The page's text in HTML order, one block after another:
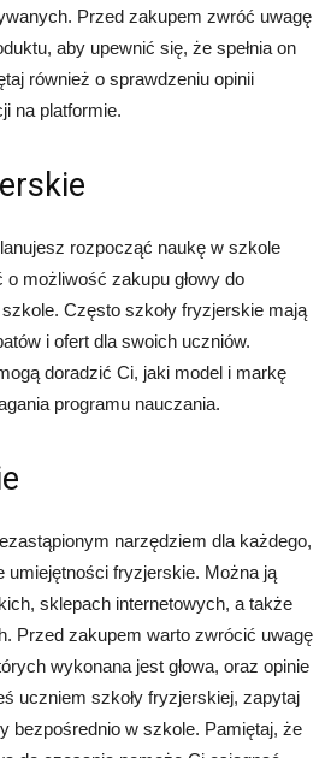
Przed zakupem zwróć uwagę
aby upewnić się, że spełnia on
również o sprawdzeniu opinii
na platformie.
rozpocząć naukę w szkole
możliwość zakupu głowy do
Często szkoły fryzjerskie mają
i ofert dla swoich uczniów.
doradzić Ci, jaki model i markę
programu nauczania.
narzędziem dla każdego,
umiejętności fryzjerskie. Można ją
sklepach internetowych, a także
Przed zakupem warto zwrócić uwagę
wykonana jest głowa, oraz opinie
uczniem szkoły fryzjerskiej, zapytaj
bezpośrednio w szkole. Pamiętaj, że